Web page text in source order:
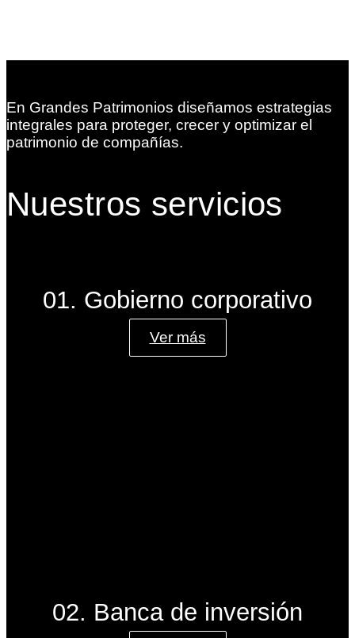
En Grandes Patrimonios diseñamos estrategias
integrales para proteger, crecer y optimizar el
patrimonio de compañías.
Nuestros servicios
01. Gobierno corporativo
Ver más
02. Banca de inversión